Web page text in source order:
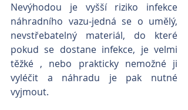
Nevýhodou je vyšší riziko infekce
náhradního vazu-jedná se o umělý,
nevstřebatelný materiál, do které
pokud se dostane infekce, je velmi
těžké , nebo prakticky nemožné ji
vyléčit a náhradu je pak nutné
vyjmout.